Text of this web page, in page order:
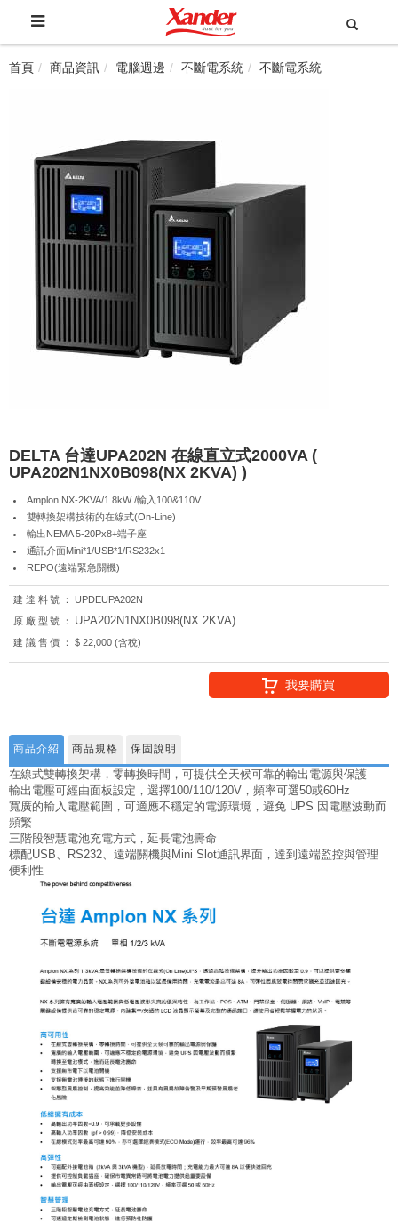
首頁 商品資訊 電腦週邊 不斷電系統 不斷電系統
DELTA 台達UPA202N 在線直立式2000VA (
UPA202N1NX0B098(NX 2KVA) )
Amplon NX-2KVA/1.8kW /輸入100&110V
雙轉換架構技術的在線式(On-Line)
輸出NEMA 5-20Px8+端子座
通訊介面Mini*1/USB*1/RS232x1
REPO(遠端緊急關機)
建達料號：
UPDEUPA202N
原廠型號：
UPA202N1NX0B098(NX 2KVA)
建議售價： $ 22,000 (含稅)
我要購買
商品介紹 商品規格 保固說明
在線式雙轉換架構，零轉換時間，可提供全天候可靠的輸出電源與保護
輸出電壓可經由面板設定，選擇100/110/120V，頻率可選50或60Hz
寬廣的輸入電壓範圍，可適應不穩定的電源環境，避免 UPS 因電壓波動而
頻繁
三階段智慧電池充電方式，延長電池壽命
標配USB、RS232、遠端關機與Mini Slot通訊界面，達到遠端監控與管理
便利性